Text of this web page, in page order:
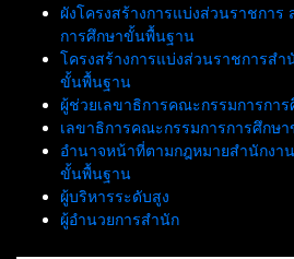
ผังโครงสร้างการแบ่งส่วนราชกา
การศึกษาขั้นพื้นฐาน
โครงสร้างการแบ่งส่วนราชการส
ขั้นพื้นฐาน
ผู้ช่วยเลขาธิการคณะกรรมการกา
เลขาธิการคณะกรรมการการศึกษ
อำนาจหน้าที่ตามกฎหมายสำนักงา
ขั้นพื้นฐาน
ผู้บริหารระดับสูง
ผู้อำนวยการสำนัก